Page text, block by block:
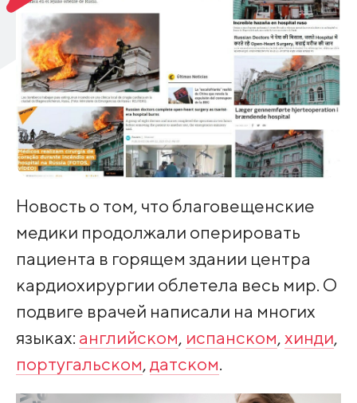
Новость о том, что благовещенские
медики продолжали оперировать
пациента в горящем здании центра
кардиохирургии облетела весь мир. О
подвиге врачей написали на многих
языках: английском, испанском,хинди,
португальском,датском.